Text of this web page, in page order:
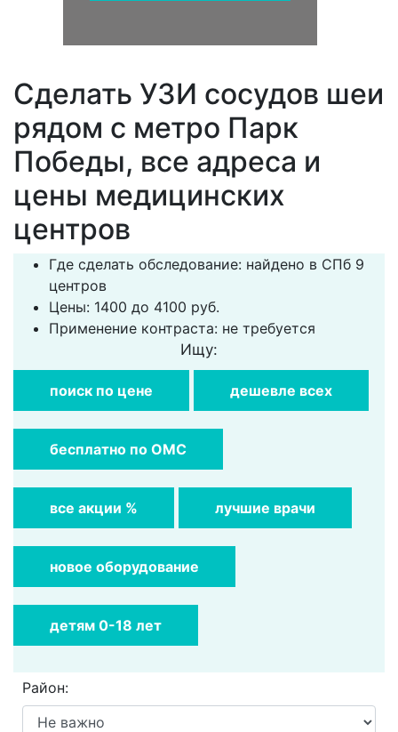
Сделать УЗИ сосудов шеи
рядом с метро Парк
Победы, все адреса и
цены медицинских
центров
Где сделать обследование: найдено в СПб 9
центров
Цены: 1400 до 4100 руб.
Применение контраста: не требуется
Ищу:
поиск по цене дешевле всех
бесплатно по ОМС
все акции % лучшие врачи
новое оборудование
детям 0-18 лет
Район: